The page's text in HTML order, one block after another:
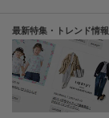
最新特集・トレンド情報